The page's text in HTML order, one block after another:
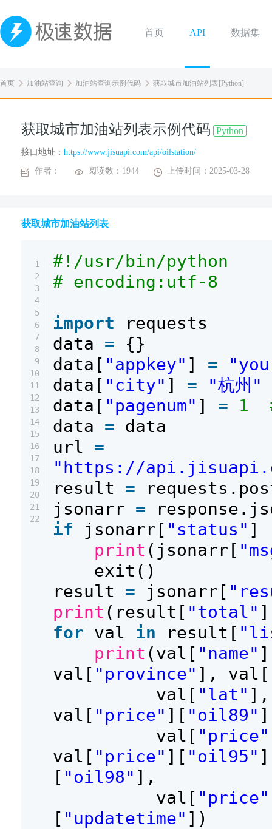
首页 API 数据集
首页 加油站查询 加油站查询示例代码 获取城市加油站列表[Python]
获取城市加油站列表示例代码 Python
接口地址： https://www.jisuapi.com/api/oilstation/
作者： 阅读数：1944 上传时间：2025-03-28
获取城市加油站列表
1
2
3
4
5
6
7
8
9
10
11
12
13
14
15
16
17
18
19
20
21
22
#!/usr/bin/python
# encoding:utf-8
import
requests
data =
{}
data[ "appkey" ] =
data[ "city" ] =
"杭州"
data[ "pagenum" ] = 1
data = data
url =
"https://
result =
jsonarr =
if
jsonarr[ "status" ]
print (jsonarr[
exit()
result = jsonarr[
print (result[ "total"
for val in result[
print (val[ "name"
val[ "province" ], val[
val[ "lat" ],
val[ "price" ][ "oil89"
val[ "price"
val[ "price" ][ "oil95"
[ "oil98" ],
val[ "price"
[ "updatetime" ])